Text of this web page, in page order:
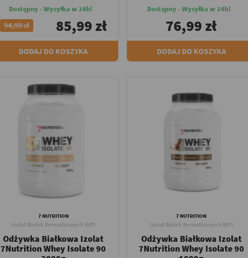
Dostępny - Wysyłka w 24h!
94,99 zł 85,99 zł
DODAJ DO KOSZYKA
Dostępny - Wysyłka w 24h!
76,99 zł
DODAJ DO KOSZYKA
7 NUTRITION
Izolat Białek Serwatkowych WPI
Odżywka Białkowa Izolat
7Nutrition Whey Isolate 90
7 NUTRITION
Izolat Białek Serwatkowych WPI
Odżywka Białkowa Izolat
7Nutrition Whey Isolate 90